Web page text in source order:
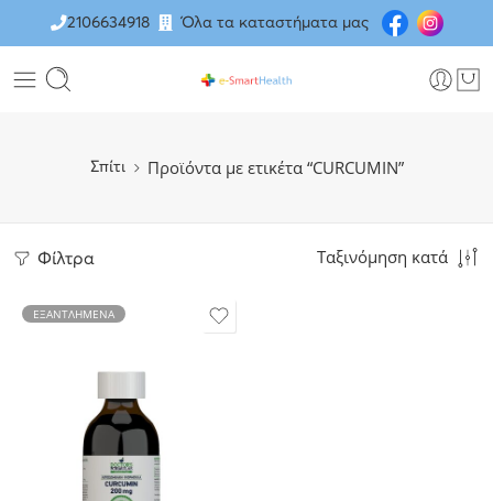
2106634918 Όλα τα καταστήματα μας
Σπίτι Προϊόντα με ετικέτα “CURCUMIN”
Φίλτρα Ταξινόμηση κατά
ΕΞΑΝΤΛΗΜΈΝΑ